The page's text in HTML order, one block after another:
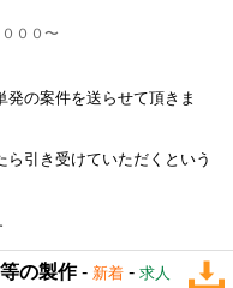
００〜
発の案件を送らせて頂きま
ら引き受けていただくという
の製作- 新着 - 求人